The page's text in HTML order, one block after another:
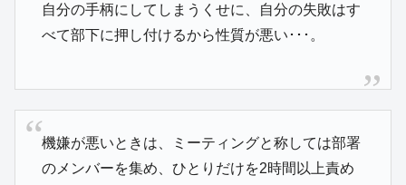
自分の手柄にしてしまうくせに、自分の失敗はす
べて部下に押し付けるから性質が悪い･･･。
機嫌が悪いときは、ミーティングと称しては部署
のメンバーを集め、ひとりだけを2時間以上責め